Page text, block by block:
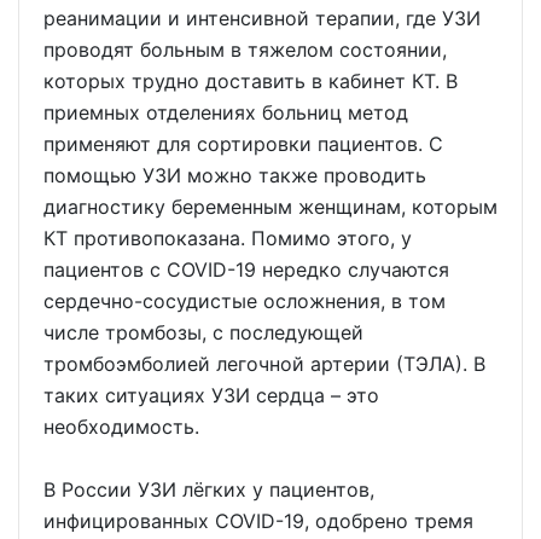
реанимации и интенсивной терапии, где УЗИ
проводят больным в тяжелом состоянии,
которых трудно доставить в кабинет КТ. В
приемных отделениях больниц метод
применяют для сортировки пациентов. С
помощью УЗИ можно также проводить
диагностику беременным женщинам, которым
КТ противопоказана. Помимо этого, у
пациентов с COVID-19 нередко случаются
сердечно-сосудистые осложнения, в том
числе тромбозы, с последующей
тромбоэмболией легочной артерии (ТЭЛА). В
таких ситуациях УЗИ сердца – это
необходимость.
В России УЗИ лёгких у пациентов,
инфицированных COVID-19, одобрено тремя